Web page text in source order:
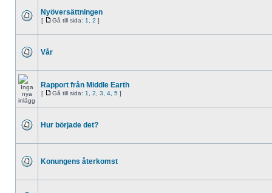
Nyöversättningen
[ Gå till sida: 1 2 ]
Vår
Rapport från Middle Earth
[ Gå till sida: 1 2 3 4 5 ]
Hur började det?
Konungens återkomst